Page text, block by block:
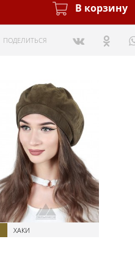
В корзину
ПОДЕЛИТЬСЯ
ХАКИ